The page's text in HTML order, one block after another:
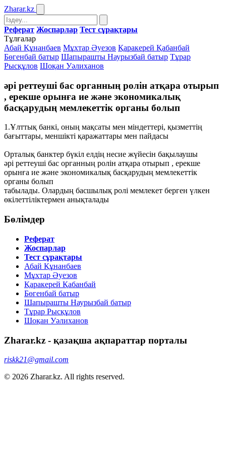
Zharar.kz
Реферат Жоспарлар Тест сұрақтары
Тұлғалар
Абай Құнанбаев Мұхтар Әуезов Қаракерей Қабанбай
Бөгенбай батыр Шапырашты Наурызбай батыр Тұрар
Рысқұлов Шоқан Уәлиханов
әрі реттеуші бас органның ролін атқара отырып
, ерекше орынға ие және экономикалық
басқарудың мемлекеттік органы болып
1.Ұлттық банкі, оның мақсаты мен міндеттері, қызметтің
бағыттары, меншікті қаражаттары мен пайдасы
Орталық банктер бүкіл елдің несие жүйесін бақылаушы
әрі реттеуші бас органның ролін атқара отырып , ерекше
орынға ие және экономикалық басқарудың мемлекеттік
органы болып
табылады. Олардың басшылық ролі мемлекет берген үлкен
өкілеттіліктермен анықталады
Бөлімдер
Реферат
Жоспарлар
Тест сұрақтары
Абай Құнанбаев
Мұхтар Әуезов
Қаракерей Қабанбай
Бөгенбай батыр
Шапырашты Наурызбай батыр
Тұрар Рысқұлов
Шоқан Уәлиханов
Zharar.kz - қазақша ақпараттар порталы
riskk21@gmail.com
© 2026 Zharar.kz. All rights reserved.